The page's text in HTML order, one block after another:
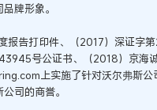
牌形象。
报告打印件、（2017）深证字
号公证书、（2018）京海
上实施了针对沃尔弗斯公
司的商誉。